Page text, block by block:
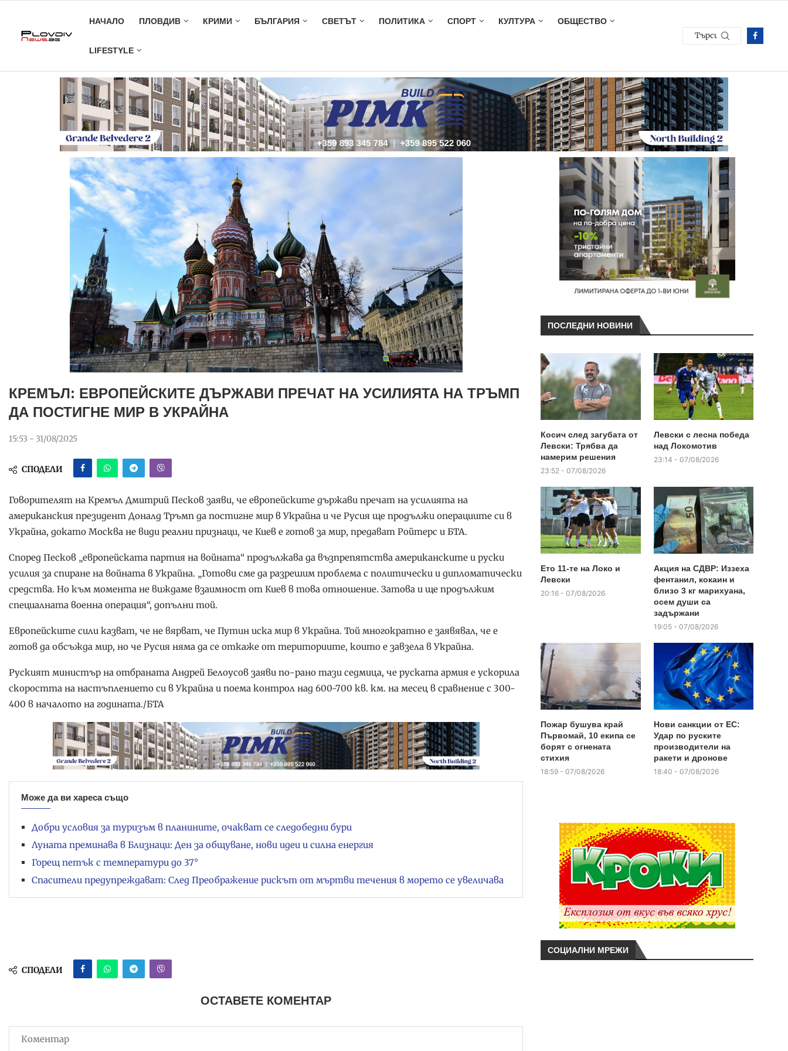
НАЧАЛО ПЛОВДИВ КРИМИ БЪЛГАРИЯ СВЕТЪТ ПОЛИТИКА СПОРТ КУЛТУРА ОБЩЕСТВО
LIFESTYLE
КРЕМЪЛ: ЕВРОПЕЙСКИТЕ ДЪРЖАВИ ПРЕЧАТ НА УСИЛИЯТА НА ТРЪМП
ДА ПОСТИГНЕ МИР В УКРАЙНА
15:53 - 31/08/2025
СПОДЕЛИ
Говорителят на Кремъл Дмитрий Песков заяви, че европейските държави пречат на усилията на
американския президент Доналд Тръмп да постигне мир в Украйна и че Русия ще продължи операциите си в
Украйна, докато Москва не види реални признаци, че Киев е готов за мир, предават Ройтерс и БТА.
Според Песков „европейската партия на войната“ продължава да възпрепятства американските и руски
усилия за спиране на войната в Украйна. „Готови сме да разрешим проблема с политически и дипломатически
средства. Но към момента не виждаме взаимност от Киев в това отношение. Затова и ще продължим
специалната военна операция“, допълни той.
Европейските сили казват, че не вярват, че Путин иска мир в Украйна. Той многократно е заявявал, че е
готов да обсъжда мир, но че Русия няма да се откаже от териториите, които е завзела в Украйна.
Руският министър на отбраната Андрей Белоусов заяви по-рано тази седмица, че руската армия е ускорила
скоростта на настъплението си в Украйна и поема контрол над 600-700 кв. км. на месец в сравнение с 300-
400 в началото на годината./БТА
Може да ви хареса също
Добри условия за туризъм в планините, очакват се следобедни бури
Луната преминава в Близнаци: Ден за общуване, нови идеи и силна енергия
Горещ петък с температури до 37°
Спасители предупреждават: След Преображение рискът от мъртви течения в морето се увеличава
СПОДЕЛИ
ОСТАВЕТЕ КОМЕНТАР
ПОСЛЕДНИ НОВИНИ
Косич след загубата от
Левски: Трябва да
намерим решения
23:52 - 07/08/2026
Левски с лесна победа
над Локомотив
23:14 - 07/08/2026
Ето 11-те на Локо и
Левски
20:16 - 07/08/2026
Акция на СДВР: Иззеха
фентанил, кокаин и
близо 3 кг марихуана,
осем души са
задържани
19:05 - 07/08/2026
Пожар бушува край
Първомай, 10 екипа се
борят с огнената
стихия
18:59 - 07/08/2026
Нови санкции от ЕС:
Удар по руските
производители на
ракети и дронове
18:40 - 07/08/2026
СОЦИАЛНИ МРЕЖИ